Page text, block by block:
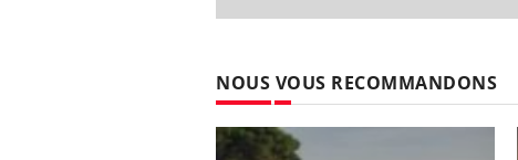
NOUS VOUS RECOMMANDONS
En 2026, l'insuline dans le diabète de type 2L'été
sont ...